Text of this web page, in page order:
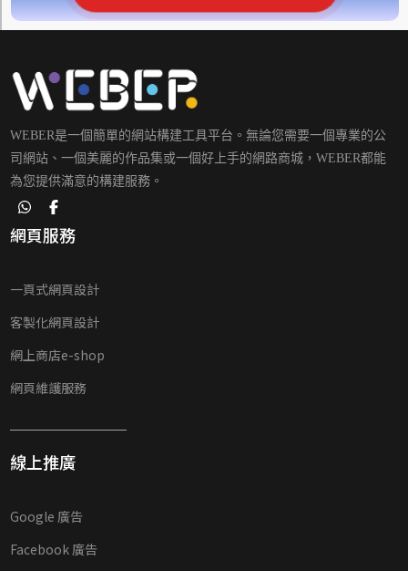
WEBER是一個簡單的網站構建工具平台。無論您需要一個專業的公
司網站、一個美麗的作品集或一個好上手的網路商城，WEBER都能
為您提供滿意的構建服務。
網頁服務
一頁式網頁設計
客製化網頁設計
網上商店e-shop
網頁維護服務
線上推廣
Google 廣告
Facebook 廣告